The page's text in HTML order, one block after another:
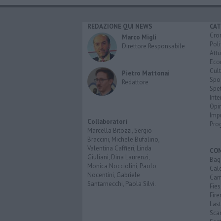
REDAZIONE QUI NEWS
Marco Migli
Direttore Responsabile
Pietro Mattonai
Redattore
Collaboratori
Marcella Bitozzi, Sergio
Braccini, Michele Bufalino,
Valentina Caffieri, Linda
Giuliani, Dina Laurenzi,
Monica Nocciolini, Paolo
Nocentini, Gabriele
Santarnecchi, Paola Silvi.